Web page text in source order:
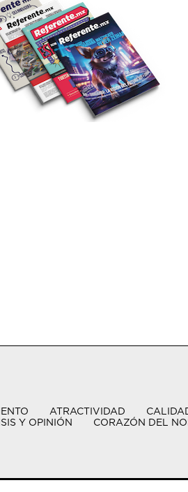
ATRACTIVIDAD
Y OPINIÓN
CORAZÓN DEL